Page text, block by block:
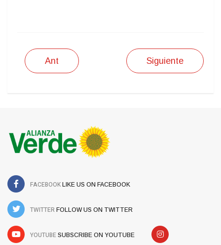
Ant Siguiente
FACEBOOK LIKE US ON FACEBOOK
TWITTER FOLLOW US ON TWITTER
YOUTUBE SUBSCRIBE ON YOUTUBE